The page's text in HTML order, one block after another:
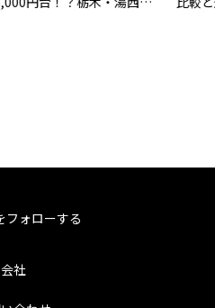
桓武平氏ゆかりの宿
で叶う秘境ステイ
フォローする
社